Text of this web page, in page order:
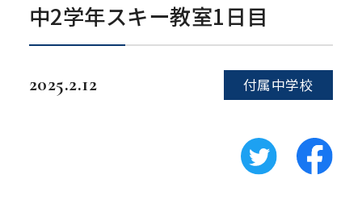
中2学年スキー教室1日目
2025.2.12 付属中学校